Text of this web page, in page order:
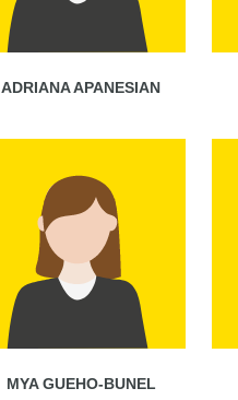
ADRIANA APANESIAN
MYA GUEHO-BUNEL